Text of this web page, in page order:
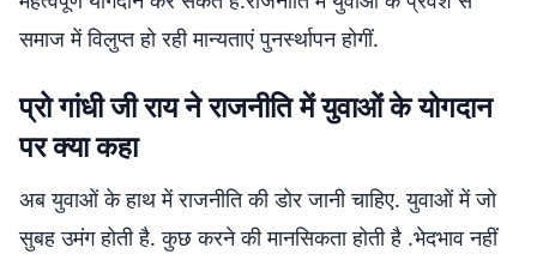
समाज में विलुप्त हो रही मान्यताएं पुनर्स्थापन होगीं.
प्रो गांधी जी राय ने राजनीति में युवाओं के योगदान
पर क्या कहा
अब युवाओं के हाथ में राजनीति की डोर जानी चाहिए. युवाओं में जो
सुबह उमंग होती है. कुछ करने की मानसिकता होती है .भेदभाव नहीं